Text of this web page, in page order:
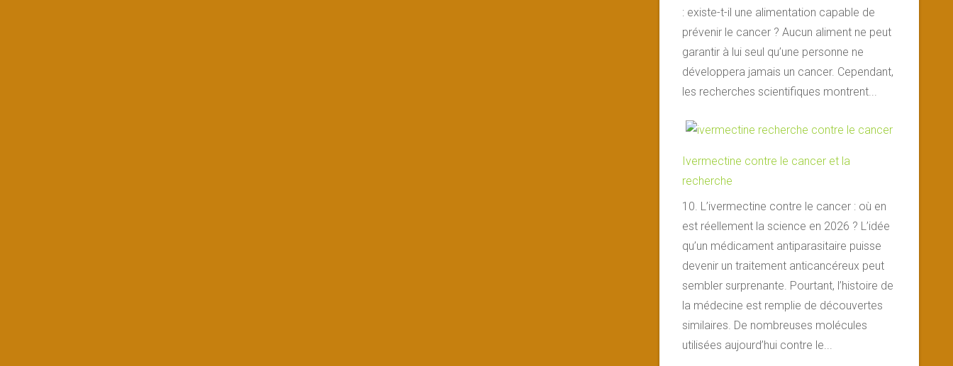
: existe-t-il une alimentation capable de
prévenir le cancer ? Aucun aliment ne peut
garantir à lui seul qu’une personne ne
développera jamais un cancer. Cependant,
les recherches scientifiques montrent...
Ivermectine contre le cancer et la
recherche
10. L’ivermectine contre le cancer : où en
est réellement la science en 2026 ? L’idée
qu’un médicament antiparasitaire puisse
devenir un traitement anticancéreux peut
sembler surprenante. Pourtant, l’histoire de
la médecine est remplie de découvertes
similaires. De nombreuses molécules
utilisées aujourd’hui contre le...